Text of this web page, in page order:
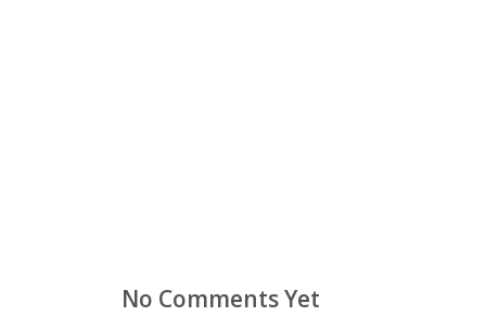
No Comments Yet